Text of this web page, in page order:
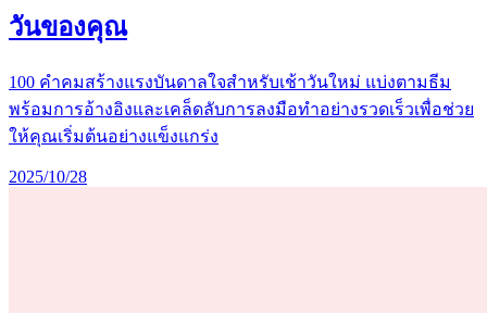
วันของคุณ
100 คำคมสร้างแรงบันดาลใจสำหรับเช้าวันใหม่ แบ่งตามธีม
พร้อมการอ้างอิงและเคล็ดลับการลงมือทำอย่างรวดเร็วเพื่อช่วย
ให้คุณเริ่มต้นอย่างแข็งแกร่ง
2025/10/28